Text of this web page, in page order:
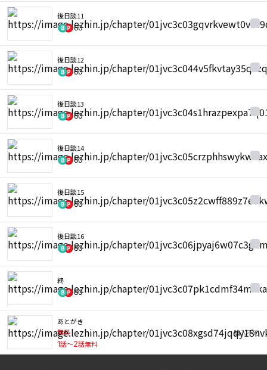
後日談11
60
後日談12
60
後日談13
60
後日談14
60
後日談15
60
後日談16
60
終
60
あとがき
無料
1話〜2話無料
購入不可